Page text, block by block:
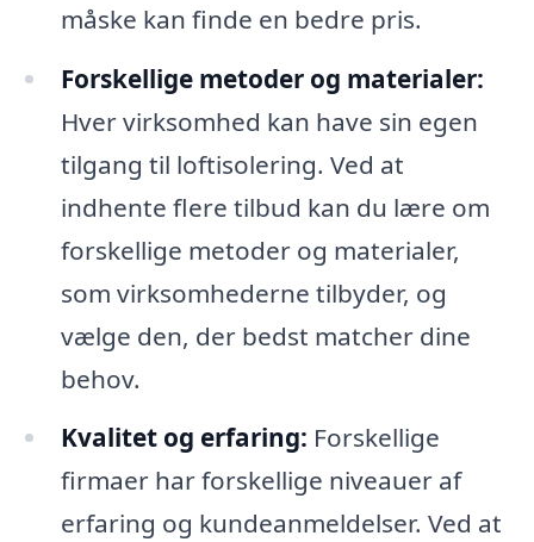
måske kan finde en bedre pris.
Forskellige metoder og materialer:
Hver virksomhed kan have sin egen
tilgang til loftisolering. Ved at
indhente flere tilbud kan du lære om
forskellige metoder og materialer,
som virksomhederne tilbyder, og
vælge den, der bedst matcher dine
behov.
Kvalitet og erfaring: Forskellige
firmaer har forskellige niveauer af
erfaring og kundeanmeldelser. Ved at